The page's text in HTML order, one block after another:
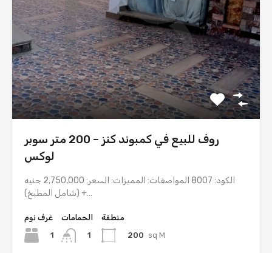
روف للبيع في كمبوند كنز – 200 متر سوبر
لوكس
الكود: 8007 المواصفات: المميزات: السعر: 2,750,000 جنيه
(شامل المطبخ) +…
غرف نوم
1
الحمامات
1
منطقة
200 sq M